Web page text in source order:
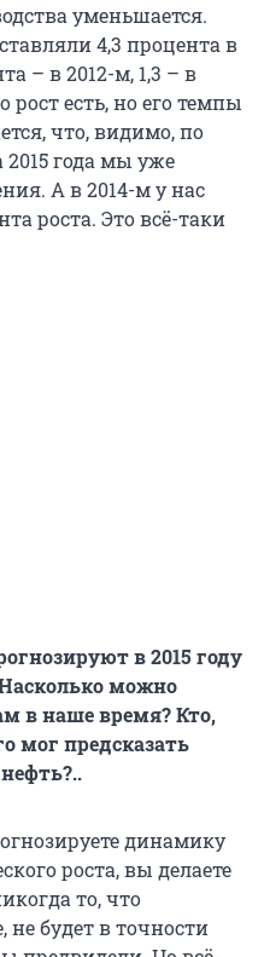
уменьшается.
4,3 процента в
– в 2012-м, 1,3 – в
рост есть, но его темпы
что, видимо, по
года мы уже
А в 2014-м у нас
роста. Это всё-таки
в 2015 году
можно
в наше время? Кто,
мог предсказать
динамику
роста, вы делаете
то, что
не будет в точности